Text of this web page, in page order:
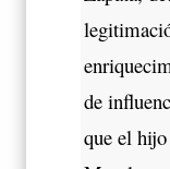
de
que el